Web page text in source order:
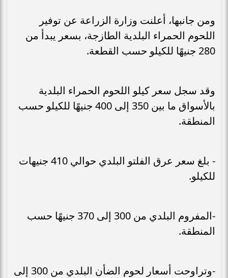
ومن جانبها، أعلنت وزارة الزراعة عن توفير
اللحوم الحمراء البلدية الطازجة، بسعر يبدأ من
280 جنيهًا للكيلو حسب القطعة.
وقد سجل سعر كيلو اللحوم الحمراء البلدية
بالأسواق ما بين 350 إلى 400 جنيهًا للكيلو حسب
المنطقة.
- بلغ سعر عرق الفلتو البلدي حوالي 410 جنيهات
للكيلو.
-المفروم البلدي من 300 إلى 370 جنيهًا حسب
المنطقة.
-وتراوحت أسعار لحوم الضأن البلدي من 300 إلى